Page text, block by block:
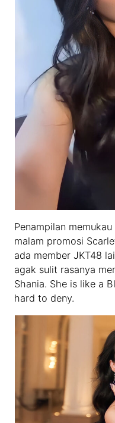
Penampilan
malam promosi
ada member JKT48
agak sulit rasanya
Shania. She is like a
hard to deny.